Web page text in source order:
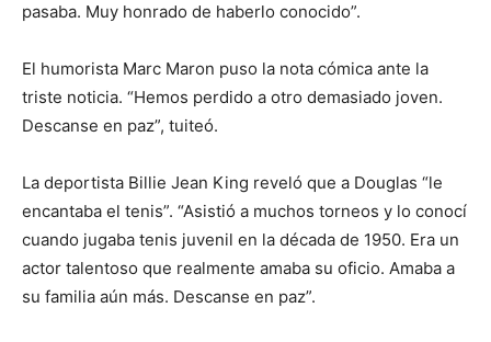
pasaba. Muy honrado de haberlo conocido”.
El humorista Marc Maron puso la nota cómica ante la
triste noticia. “Hemos perdido a otro demasiado joven.
Descanse en paz”, tuiteó.
La deportista Billie Jean King reveló que a Douglas “le
encantaba el tenis”. “Asistió a muchos torneos y lo conocí
cuando jugaba tenis juvenil en la década de 1950. Era un
actor talentoso que realmente amaba su oficio. Amaba a
su familia aún más. Descanse en paz”.